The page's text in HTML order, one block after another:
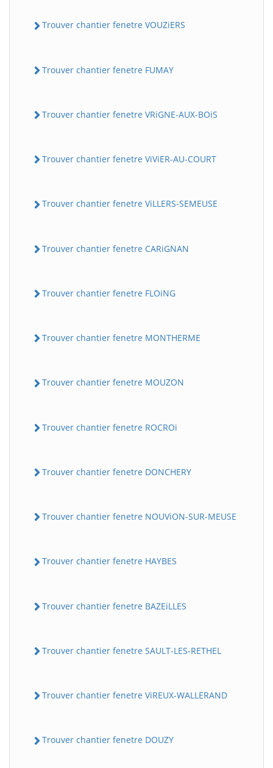
Trouver chantier fenetre VOUZiERS
Trouver chantier fenetre FUMAY
Trouver chantier fenetre VRiGNE-AUX-BOiS
Trouver chantier fenetre ViViER-AU-COURT
Trouver chantier fenetre ViLLERS-SEMEUSE
Trouver chantier fenetre CARiGNAN
Trouver chantier fenetre FLOiNG
Trouver chantier fenetre MONTHERME
Trouver chantier fenetre MOUZON
Trouver chantier fenetre ROCROi
Trouver chantier fenetre DONCHERY
Trouver chantier fenetre NOUViON-SUR-MEUSE
Trouver chantier fenetre HAYBES
Trouver chantier fenetre BAZEiLLES
Trouver chantier fenetre SAULT-LES-RETHEL
Trouver chantier fenetre ViREUX-WALLERAND
Trouver chantier fenetre DOUZY